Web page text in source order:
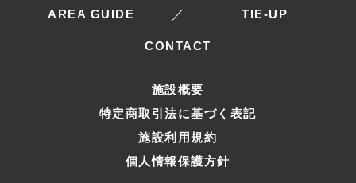
AREA GUIDE ／ TIE-UP
CONTACT
施設概要
特定商取引法に基づく表記
施設利用規約
個人情報保護方針